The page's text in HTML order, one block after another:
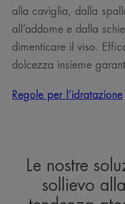
alla caviglia, dalla
all’addome e dalla
dimenticare il viso.
dolcezza insieme
Regole per l’idratazione
Le nostre
sollievo